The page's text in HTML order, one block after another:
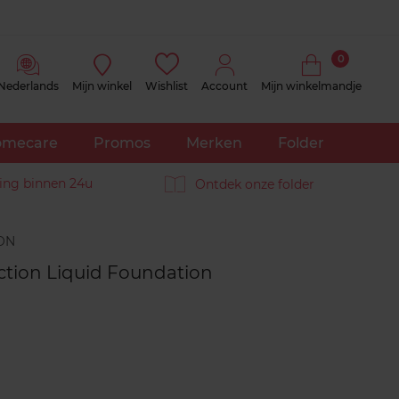
Mijn winkel Wishlist Account Mijn winkelmandje
0
Promos Merken Folder
binnen 24u Ontdek onze folder
Liquid Foundation